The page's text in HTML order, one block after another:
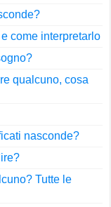
come interpretarlo
qualcuno, cosa
nasconde?
Tutte le